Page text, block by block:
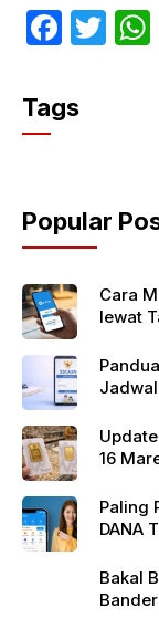
F
c
e
o
o
k
T
Tags
Popular
Cara
lewat
16
Paling
DANA
Bakal